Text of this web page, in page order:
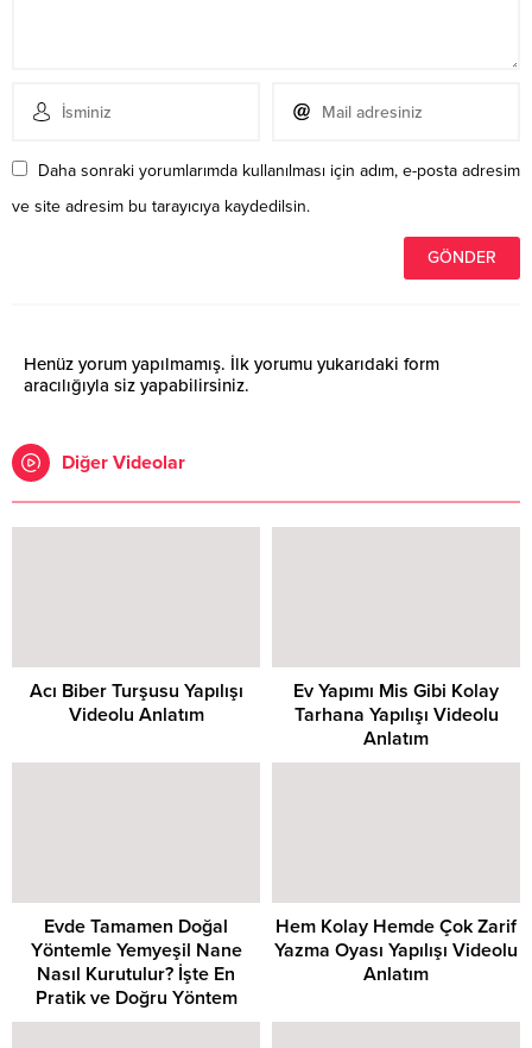
Daha sonraki yorumlarımda kullanılması için adım, e-posta adresim
ve site adresim bu tarayıcıya kaydedilsin.
Henüz yorum yapılmamış. İlk yorumu yukarıdaki form
aracılığıyla siz yapabilirsiniz.
Diğer Videolar
Acı Biber Turşusu Yapılışı
Videolu Anlatım
Ev Yapımı Mis Gibi Kolay
Tarhana Yapılışı Videolu
Anlatım
Evde Tamamen Doğal
Yöntemle Yemyeşil Nane
Nasıl Kurutulur? İşte En
Pratik ve Doğru Yöntem
Hem Kolay Hemde Çok Zarif
Yazma Oyası Yapılışı Videolu
Anlatım